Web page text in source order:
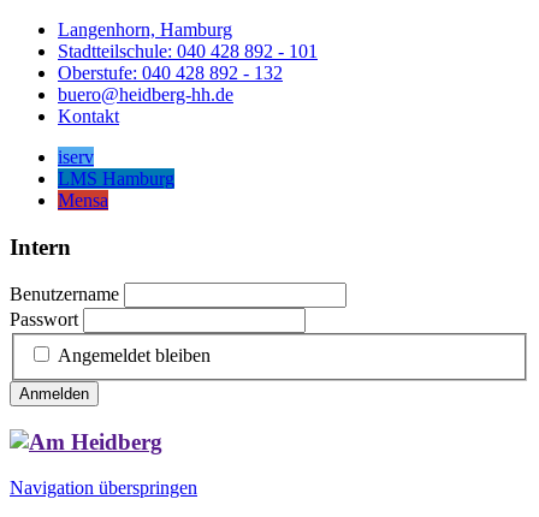
Langenhorn, Hamburg
Stadtteilschule: 040 428 892 - 101
Oberstufe: 040 428 892 - 132
buero@heidberg-hh.de
Kontakt
iserv
LMS Hamburg
Mensa
Intern
Benutzername
Passwort
Angemeldet bleiben
Anmelden
Navigation überspringen